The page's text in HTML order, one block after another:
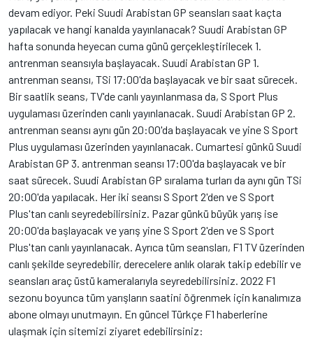
devam ediyor. Peki Suudi Arabistan GP seansları saat kaçta
yapılacak ve hangi kanalda yayınlanacak? Suudi Arabistan GP
hafta sonunda heyecan cuma günü gerçekleştirilecek 1.
antrenman seansıyla başlayacak. Suudi Arabistan GP 1.
antrenman seansı, TSi 17:00'da başlayacak ve bir saat sürecek.
Bir saatlik seans, TV'de canlı yayınlanmasa da, S Sport Plus
uygulaması üzerinden canlı yayınlanacak. Suudi Arabistan GP 2.
antrenman seansı aynı gün 20:00'da başlayacak ve yine S Sport
Plus uygulaması üzerinden yayınlanacak. Cumartesi günkü Suudi
Arabistan GP 3. antrenman seansı 17:00'da başlayacak ve bir
saat sürecek. Suudi Arabistan GP sıralama turları da aynı gün TSi
20:00'da yapılacak. Her iki seansı S Sport 2'den ve S Sport
Plus'tan canlı seyredebilirsiniz. Pazar günkü büyük yarış ise
20:00'da başlayacak ve yarış yine S Sport 2'den ve S Sport
Plus'tan canlı yayınlanacak. Ayrıca tüm seansları, F1 TV üzerinden
canlı şekilde seyredebilir, derecelere anlık olarak takip edebilir ve
seansları araç üstü kameralarıyla seyredebilirsiniz. 2022 F1
sezonu boyunca tüm yarışların saatini öğrenmek için kanalımıza
abone olmayı unutmayın. En güncel Türkçe F1 haberlerine
ulaşmak için sitemizi ziyaret edebilirsiniz: